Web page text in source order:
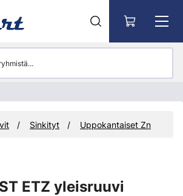
Sinkityt Uppokantaiset Zn
ETZ yleisruuvi